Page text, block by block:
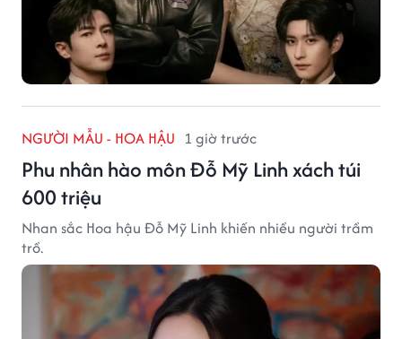
NGƯỜI MẪU - HOA HẬU 1 giờ trước
Phu nhân hào môn Đỗ Mỹ Linh xách túi
600 triệu
Nhan sắc Hoa hậu Đỗ Mỹ Linh khiến nhiều người trầm
trồ.